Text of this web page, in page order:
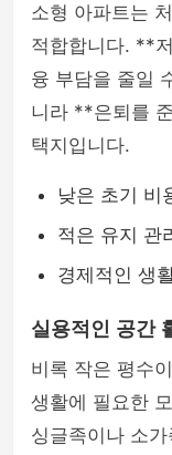
소형 아파트는
적합합니다. **
융 부담을 줄일
니라 **은퇴를
택지입니다.
낮은 초기 비
적은 유지 관
경제적인 생
실용적인 공간
비록 작은 평수
생활에 필요한
싱글족이나 소